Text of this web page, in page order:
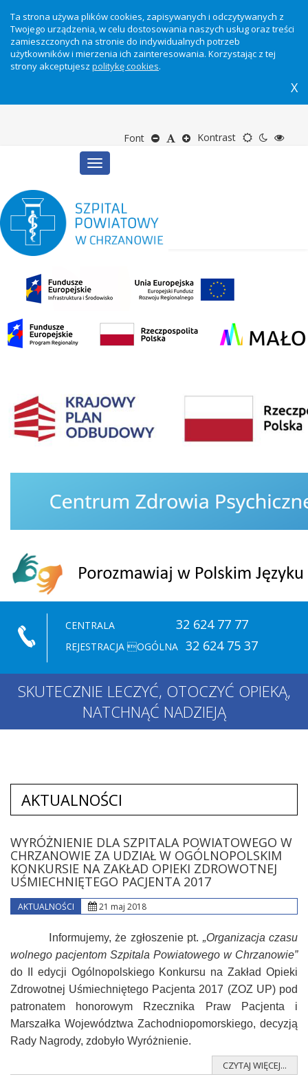
Ta strona używa plików cookies, zapisywanych i odczytywanych z
Twojego urządzenia, w celu dostosowania naszych usług oraz treści
zamieszczonych na stronie do indywidualnych potrzeb
użytkowników i mierzenia ich zainteresowania. Korzystając z tej
strony akceptujesz politykę cookies.
X
Kontrast Motyw
TrybTryb
Font ZmniejszDomyślny
Zwiększ
Toggle
navigation
CENTRALA 32 624 77 77
REJESTRACJA OGÓLNA 32 624 75 37
SKUTECZNIE LECZYĆ, OTOCZYĆ OPIEKĄ,
NATCHNĄĆ NADZIEJĄ
AKTUALNOŚCI
WYRÓŻNIENIE DLA SZPITALA POWIATOWEGO W
CHRZANOWIE ZA UDZIAŁ W OGÓLNOPOLSKIM
KONKURSIE NA ZAKŁAD OPIEKI ZDROWOTNEJ
UŚMIECHNIĘTEGO PACJENTA 2017
AKTUALNOŚCI 21 maj 2018
Informujemy, że zgłoszenie pt. „Organizacja czasu
wolnego pacjentom Szpitala Powiatowego w Chrzanowie”
do II edycji Ogólnopolskiego Konkursu na Zakład Opieki
Zdrowotnej Uśmiechniętego Pacjenta 2017 (ZOZ UP) pod
patronatem honorowym Rzecznika Praw Pacjenta i
Marszałka Województwa Zachodniopomorskiego, decyzją
Rady Nagrody, zdobyło Wyróżnienie.
CZYTAJ WIĘCEJ...